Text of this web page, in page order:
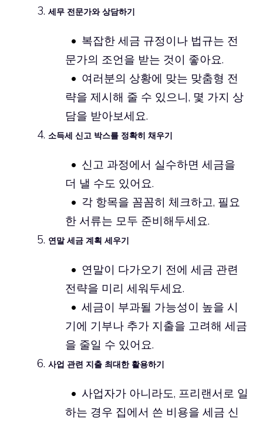
세무 전문가와 상담하기
복잡한 세금 규정이나 법규는 전
문가의 조언을 받는 것이 좋아요.
여러분의 상황에 맞는 맞춤형 전
략을 제시해 줄 수 있으니, 몇 가지 상
담을 받아보세요.
소득세 신고 박스를 정확히 채우기
신고 과정에서 실수하면 세금을
더 낼 수도 있어요.
각 항목을 꼼꼼히 체크하고, 필요
한 서류는 모두 준비해두세요.
연말 세금 계획 세우기
연말이 다가오기 전에 세금 관련
전략을 미리 세워두세요.
세금이 부과될 가능성이 높을 시
기에 기부나 추가 지출을 고려해 세금
을 줄일 수 있어요.
사업 관련 지출 최대한 활용하기
사업자가 아니라도, 프리랜서로 일
하는 경우 집에서 쓴 비용을 세금 신